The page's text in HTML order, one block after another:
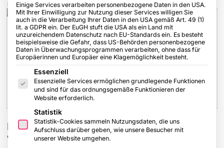
Verlag Bruchmann 18.05.2026
Dezentrale Warmwasserbereitung: Wie
Wärmepumpen effizienter arbeiten können
Einige Services verarbeiten personenbezogene Daten in den USA.
Mit Ihrer Einwilligung zur Nutzung dieser Services willigen Sie
auch in die Verarbeitung Ihrer Daten in den USA gemäß Art. 49 (1)
lit. a GDPR ein. Der EuGH stuft die USA als ein Land mit
unzureichendem Datenschutz nach EU-Standards ein. Es besteht
beispielsweise die Gefahr, dass US-Behörden personenbezogene
Daten in Überwachungsprogrammen verarbeiten, ohne dass für
Europäerinnen und Europäer eine Klagemöglichkeit besteht.
Es folgt eine Liste der Service-Gruppen, für die eine
Essenziell
Essenzielle Services ermöglichen grundlegende Funktionen
und sind für das ordnungsgemäße Funktionieren der
Website erforderlich.
Statistik
Statistik-Cookies sammeln Nutzungsdaten, die uns
Aufschluss darüber geben, wie unsere Besucher mit
unserer Website umgehen.